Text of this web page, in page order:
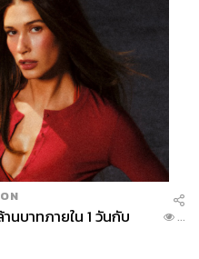
บาทภายใน 1 วันกับ
...